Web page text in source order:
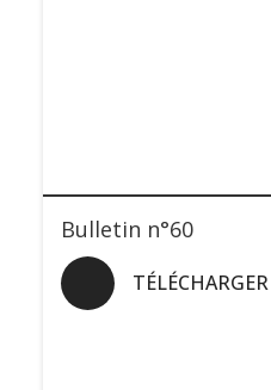
Bulletin n°60
TÉLÉCHARGER